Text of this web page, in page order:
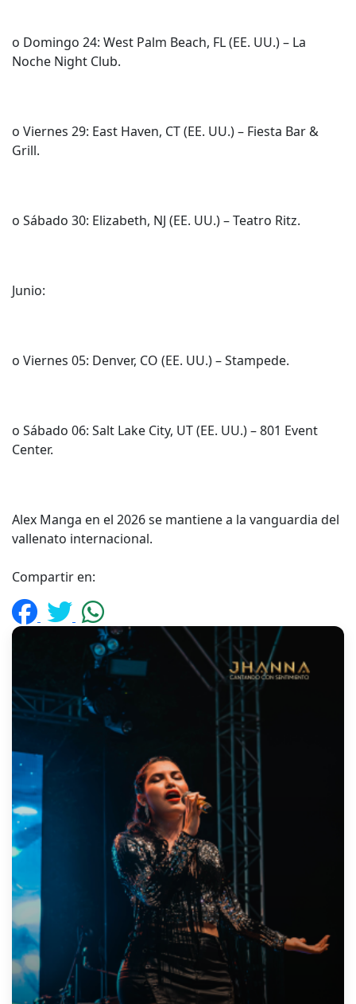
o Domingo 24: West Palm Beach, FL (EE. UU.) – La
Noche Night Club.
o Viernes 29: East Haven, CT (EE. UU.) – Fiesta Bar &
Grill.
o Sábado 30: Elizabeth, NJ (EE. UU.) – Teatro Ritz.
Junio:
o Viernes 05: Denver, CO (EE. UU.) – Stampede.
o Sábado 06: Salt Lake City, UT (EE. UU.) – 801 Event
Center.
Alex Manga en el 2026 se mantiene a la vanguardia del
vallenato internacional.
Compartir en: